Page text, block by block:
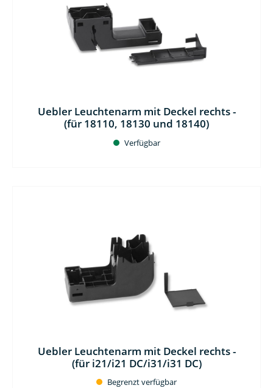
Uebler Leuchtenarm mit Deckel rechts -
(für 18110, 18130 und 18140)
Verfügbar
Uebler Leuchtenarm mit Deckel rechts -
(für i21/i21 DC/i31/i31 DC)
Begrenzt verfügbar